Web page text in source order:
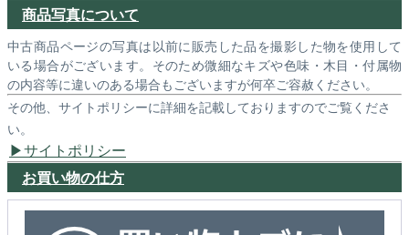
商品写真について
中古商品ページの写真は以前に販売した品を撮影した物を使用して
いる場合がございます。そのため微細なキズや色味・木目・付属物
の内容等に違いのある場合もございますが何卒ご容赦ください。
その他、サイトポリシーに詳細を記載しておりますのでご覧くださ
い。
サイトポリシー
お買い物の仕方